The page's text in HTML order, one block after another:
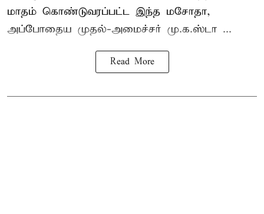
மாதம் கொண்டுவரப்பட்ட இந்த மசோதா,
அப்போதைய முதல்-அமைச்சர் மு.க.ஸ்டா ...
Read More